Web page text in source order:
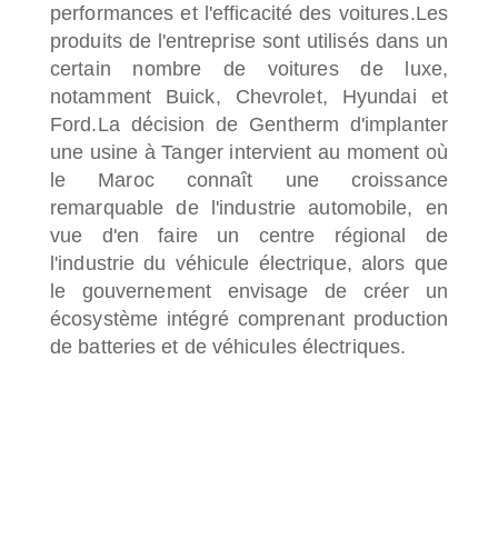
performances et l'efficacité des voitures.Les
produits de l'entreprise sont utilisés dans un
certain nombre de voitures de luxe,
notamment Buick, Chevrolet, Hyundai et
Ford.La décision de Gentherm d'implanter
une usine à Tanger intervient au moment où
le Maroc connaît une croissance
remarquable de l'industrie automobile, en
vue d'en faire un centre régional de
l'industrie du véhicule électrique, alors que
le gouvernement envisage de créer un
écosystème intégré comprenant production
de batteries et de véhicules électriques.